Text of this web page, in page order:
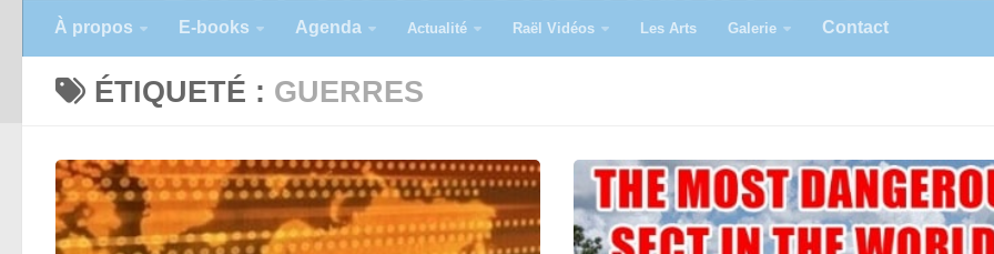
À propos E-books Agenda Actualité Raël Vidéos Les Arts Galerie Contact
ÉTIQUETÉ : GUERRES